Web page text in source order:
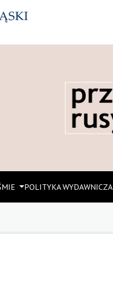
POLITYKA WYDAWNICZA